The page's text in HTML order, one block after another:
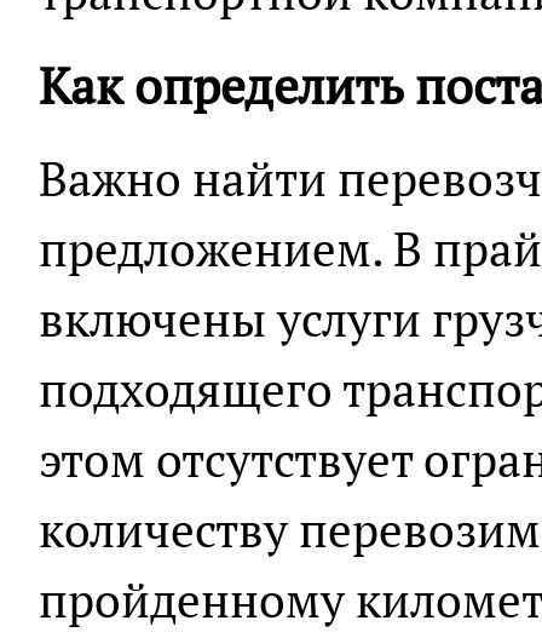
Как определить
Важно найти
предложением. В
включены услуги
подходящего
этом отсутствует
количеству
пройденному